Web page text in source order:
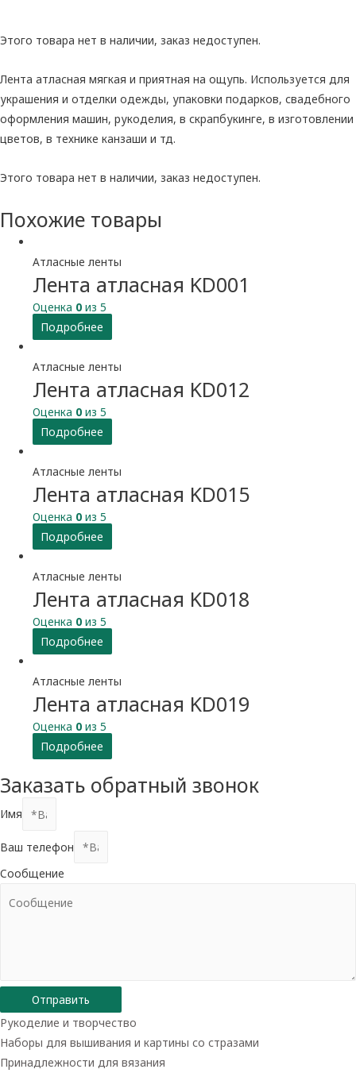
Этого товара нет в наличии, заказ недоступен.
Лента атласная мягкая и приятная на ощупь. Используется для
украшения и отделки одежды, упаковки подарков, свадебного
оформления машин, рукоделия, в скрапбукинге, в изготовлении
цветов, в технике канзаши и тд.
Этого товара нет в наличии, заказ недоступен.
Похожие товары
Атласные ленты
Лента атласная KD001
Оценка 0 из 5
Подробнее
Атласные ленты
Лента атласная KD012
Оценка 0 из 5
Подробнее
Атласные ленты
Лента атласная KD015
Оценка 0 из 5
Подробнее
Атласные ленты
Лента атласная KD018
Оценка 0 из 5
Подробнее
Атласные ленты
Лента атласная KD019
Оценка 0 из 5
Подробнее
Заказать обратный звонок
Имя
Ваш телефон
Сообщение
Отправить
Рукоделие и творчество
Наборы для вышивания и картины со стразами
Принадлежности для вязания